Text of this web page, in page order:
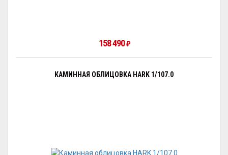
158 490 ₽
КАМИННАЯ ОБЛИЦОВКА HARK 1/107.0